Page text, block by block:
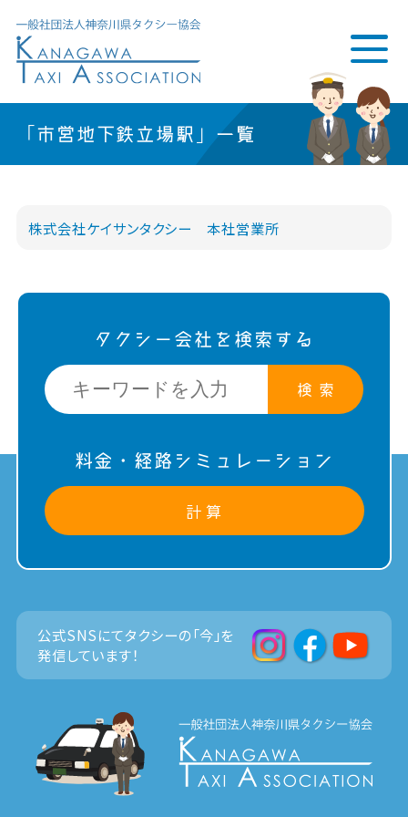
「市営地下鉄立場駅」一覧
株式会社ケイサンタクシー 本社営業所
タクシー会社を検索する
検 索
料金・経路シミュレーション
計 算
公式SNSにてタクシーの「今」を
発信しています！